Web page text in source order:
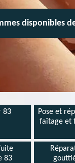
disponibles
83
Pose et
faîtage et
83